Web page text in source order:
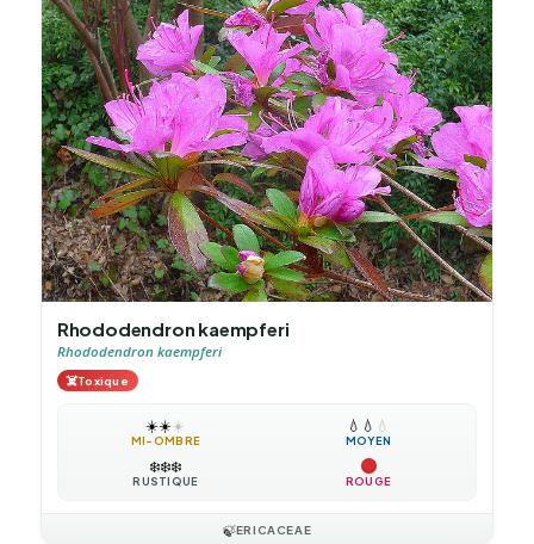
Rhododendron kaempferi
Rhododendron kaempferi
☠️Toxique
☀️☀️☀️
MI-OMBRE
💧 💧 💧
MOYEN
❄️❄️❄️
RUSTIQUE ROUGE
🍃ERICACEAE